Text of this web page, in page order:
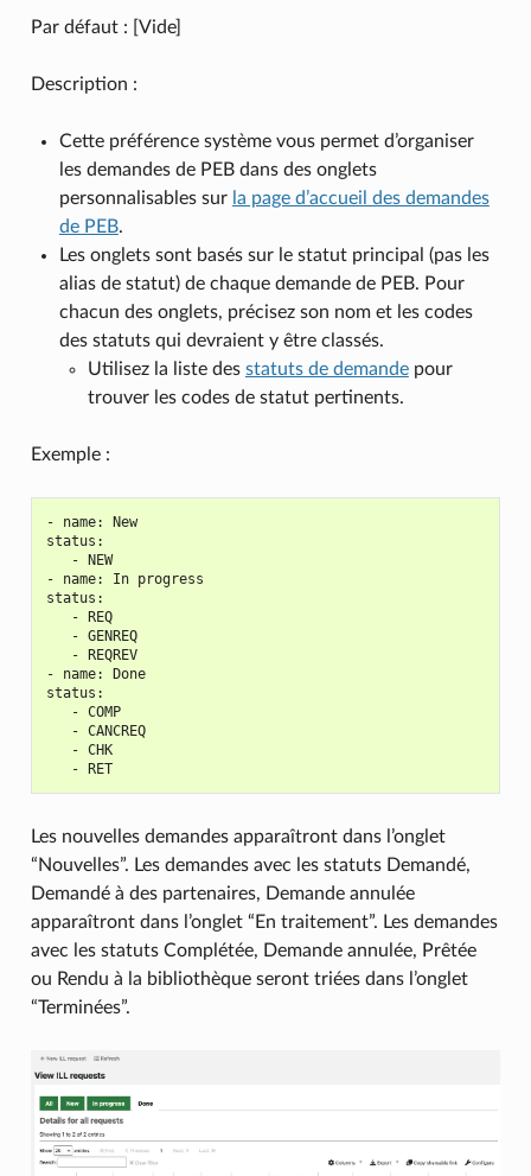
Par défaut : [Vide]
Description :
Cette préférence système vous permet d’organiser
les demandes de PEB dans des onglets
personnalisables sur la page d’accueil des demandes
de PEB.
Les onglets sont basés sur le statut principal (pas les
alias de statut) de chaque demande de PEB. Pour
chacun des onglets, précisez son nom et les codes
des statuts qui devraient y être classés.
Utilisez la liste des statuts de demandepour
trouver les codes de statut pertinents.
Exemple :
- name: New
status:
   - NEW
- name: In progress
status:
   - REQ
   - GENREQ
   - REQREV
- name: Done
status:
   - COMP
   - CANCREQ
   - CHK
   - RET
Les nouvelles demandes apparaîtront dans l’onglet
“Nouvelles”. Les demandes avec les statuts Demandé,
Demandé à des partenaires, Demande annulée
apparaîtront dans l’onglet “En traitement”. Les demandes
avec les statuts Complétée, Demande annulée, Prêtée
ou Rendu à la bibliothèque seront triées dans l’onglet
“Terminées”.